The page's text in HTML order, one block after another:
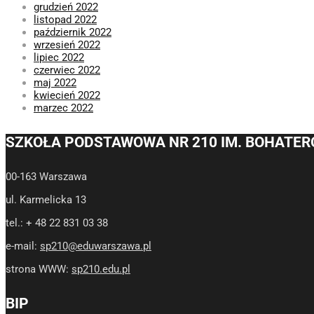
grudzień 2022
listopad 2022
październik 2022
wrzesień 2022
lipiec 2022
czerwiec 2022
maj 2022
kwiecień 2022
marzec 2022
SZKOŁA PODSTAWOWA NR 210 IM.
00-163 Warszawa
ul. Karmelicka 13
tel.: + 48 22 831 03 38
e-mail: sp210@eduwarszawa.pl
strona WWW: sp210.edu.pl
BIP